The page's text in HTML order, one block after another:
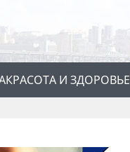
КРАСОТА И ЗДОРОВЬЕ